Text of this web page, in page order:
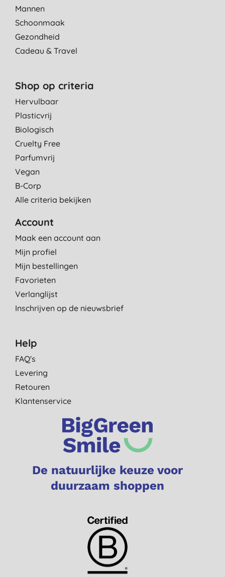
Mannen
Schoonmaak
Gezondheid
Cadeau & Travel
Shop op criteria
Hervulbaar
Plasticvrij
Biologisch
Cruelty Free
Parfumvrij
Vegan
B-Corp
Alle criteria bekijken
Account
Maak een account aan
Mijn profiel
Mijn bestellingen
Favorieten
Verlanglijst
Inschrijven op de nieuwsbrief
Help
FAQ's
Levering
Retouren
Klantenservice
De natuurlijke keuze voor
duurzaam shoppen